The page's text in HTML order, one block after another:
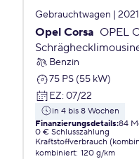
Gebrauchtwagen | 2021
Opel Corsa OPEL
Benzin
75 PS (55 kW)
EZ: 07/22
in 4 bis 8 Wochen
Finanzierungsdetails:84
0 € Schlusszahlung
Kraftstoffverbrauch
kombiniert: 120 g/km